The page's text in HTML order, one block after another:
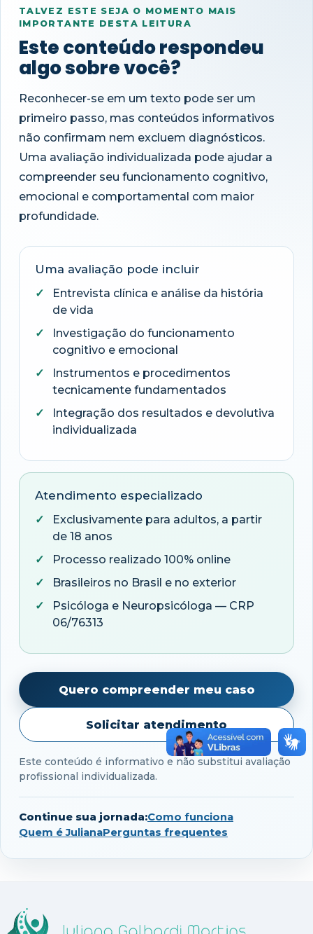
TALVEZ ESTE SEJA O MOMENTO MAIS
IMPORTANTE DESTA LEITURA
Este conteúdo respondeu
algo sobre você?
Reconhecer-se em um texto pode ser um
primeiro passo, mas conteúdos informativos
não confirmam nem excluem diagnósticos.
Uma avaliação individualizada pode ajudar a
compreender seu funcionamento cognitivo,
emocional e comportamental com maior
profundidade.
Uma avaliação pode incluir
Entrevista clínica e análise da história
de vida
Investigação do funcionamento
cognitivo e emocional
Instrumentos e procedimentos
tecnicamente fundamentados
Integração dos resultados e devolutiva
individualizada
Atendimento especializado
Exclusivamente para adultos, a partir
de 18 anos
Processo realizado 100% online
Brasileiros no Brasil e no exterior
Psicóloga e Neuropsicóloga — CRP
06/76313
Quero compreender meu caso
Solicitar atendimento
Este conteúdo é informativo e não substitui avaliação
profissional individualizada.
Continue sua jornada:Como funciona
Quem é JulianaPerguntas frequentes